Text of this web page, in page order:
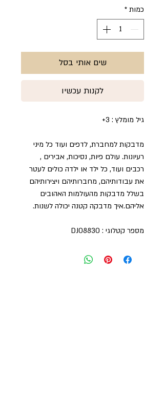
כמות *
שים אותי בסל
לקנות עכשיו
גיל מומלץ : 3+
מדבקות למחברת, לדפים ועוד כל מיני
רעיונות. עולם פיות, נסיכות, אבירים ,
רכבים ועוד, כל ילד או ילדה כולים לעטר
את עבודותיהם, מחברותיהם ויצירותיהם
בשלל מדבקות מהעולמות האהובים
אליהם.איך מדבקה קטנה יכולה לשנות.
מספר קטלוגי : DJ08830